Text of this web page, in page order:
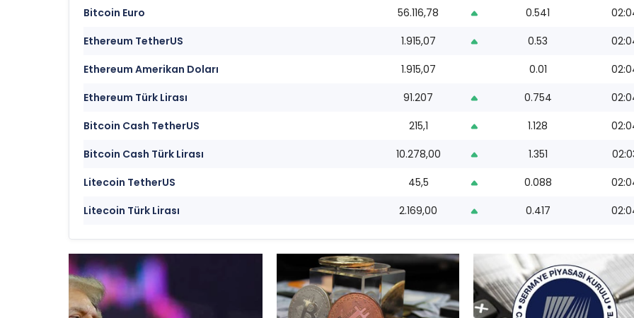
Bitcoin Euro
56.116,78 0.541
Ethereum TetherUS
1.915,07 0.53
Ethereum Amerikan Doları
1.915,07 0.01
Ethereum Türk Lirası
91.207 0.754
Bitcoin Cash TetherUS
215,1 1.128
Bitcoin Cash Türk Lirası
10.278,00 1.351
Litecoin TetherUS
45,5 0.088
Litecoin Türk Lirası
2.169,00 0.417